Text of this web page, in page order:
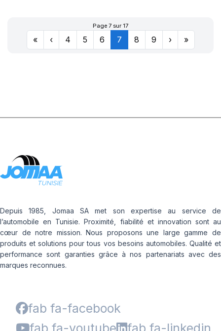
PZ4 (+) (KS)
Page 7 sur 17
« ‹ 4 5 6 7 8 9 › »
Depuis 1985, Jomaa SA met son expertise au service de
l’automobile en Tunisie. Proximité, fiabilité et innovation sont au
cœur de notre mission. Nous proposons une large gamme de
produits et solutions pour tous vos besoins automobiles. Qualité et
performance sont garanties grâce à nos partenariats avec des
marques reconnues.
fab fa-facebook
fab fa-youtube
fab fa-linkedin